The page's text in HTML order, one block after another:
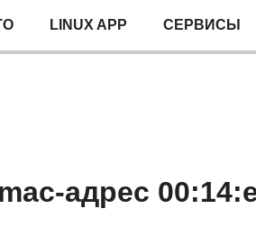
LINUX APP СЕРВИСЫ
адрес